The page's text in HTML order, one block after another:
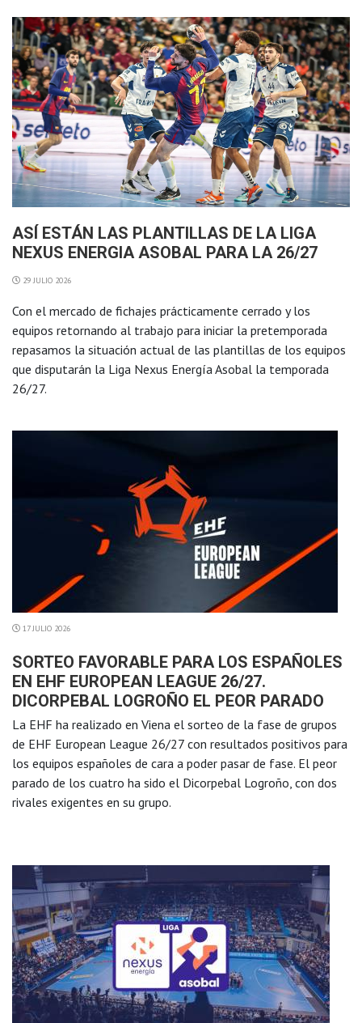
ASÍ ESTÁN LAS PLANTILLAS DE LA LIGA
NEXUS ENERGIA ASOBAL PARA LA 26/27
29 JULIO 2026
Con el mercado de fichajes prácticamente cerrado y los
equipos retornando al trabajo para iniciar la pretemporada
repasamos la situación actual de las plantillas de los equipos
que disputarán la Liga Nexus Energía Asobal la temporada
26/27.
17 JULIO 2026
SORTEO FAVORABLE PARA LOS ESPAÑOLES
EN EHF EUROPEAN LEAGUE 26/27.
DICORPEBAL LOGROÑO EL PEOR PARADO
La EHF ha realizado en Viena el sorteo de la fase de grupos
de EHF European League 26/27 con resultados positivos para
los equipos españoles de cara a poder pasar de fase. El peor
parado de los cuatro ha sido el Dicorpebal Logroño, con dos
rivales exigentes en su grupo.